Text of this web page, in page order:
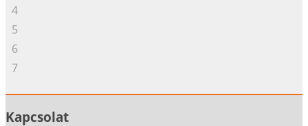
4
5
6
7
Kapcsolat